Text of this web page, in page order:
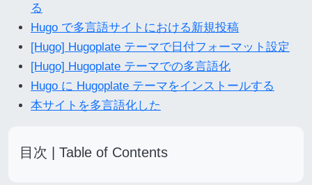
る
Hugo で多言語サイトにおける新規投稿
[Hugo] Hugoplate テーマで日付フォーマット設定
[Hugo] Hugoplate テーマでの多言語化
Hugo に Hugoplate テーマをインストールする
本サイトを多言語化した
目次 | Table of Contents